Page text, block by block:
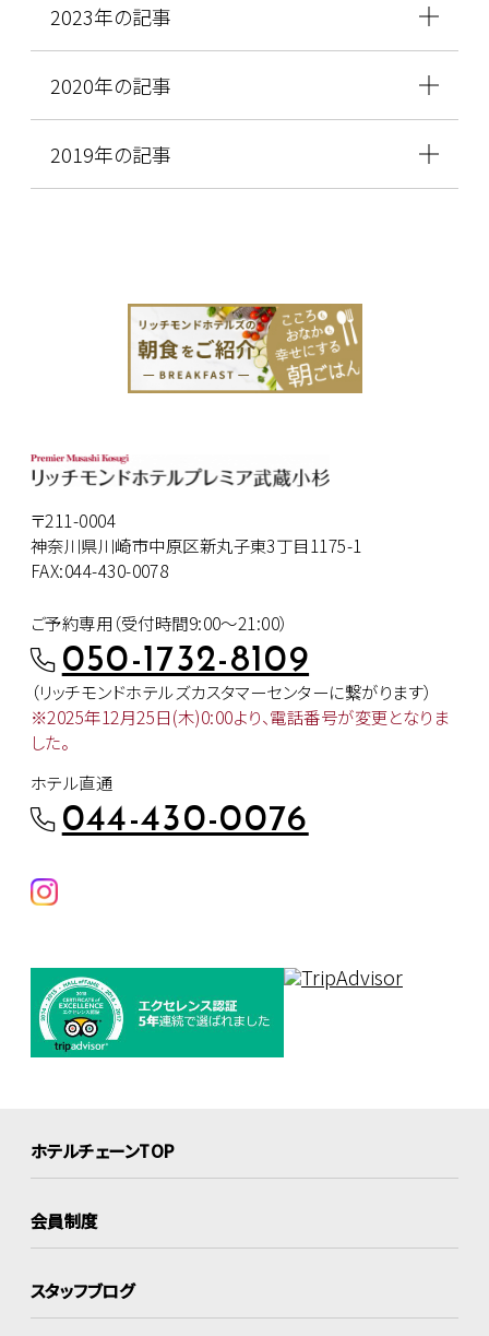
2023年の記事
2020年の記事
2019年の記事
〒211-0004
神奈川県川崎市中原区新丸子東3丁目1175-1
FAX:044-430-0078
ご予約専用（受付時間9:00～21:00）
050-1732-8109
（リッチモンドホテルズカスタマーセンターに繋がります）
※2025年12月25日(木)0:00より、電話番号が変更となりま
した。
ホテル直通
044-430-0076
ホテルチェーンTOP
会員制度
スタッフブログ